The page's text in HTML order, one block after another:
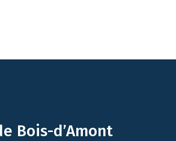
Bois-d’Amont